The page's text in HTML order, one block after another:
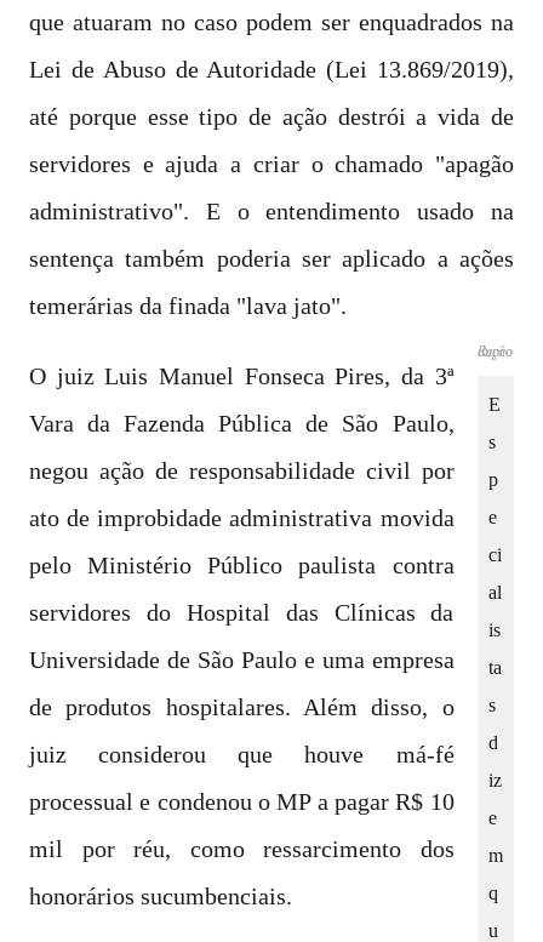
que atuaram no caso podem ser enquadrados na
Lei de Abuso de Autoridade (Lei 13.869/2019),
até porque esse tipo de ação destrói a vida de
servidores e ajuda a criar o chamado "apagão
administrativo". E o entendimento usado na
sentença também poderia ser aplicado a ações
temerárias da finada "lava jato".
E
s
p
e
ci
al
is
ta
s
d
iz
e
m
q
u
Reprodução
O juiz Luis Manuel Fonseca Pires, da 3ª
Vara da Fazenda Pública de São Paulo,
negou ação de responsabilidade civil por
ato de improbidade administrativa movida
pelo Ministério Público paulista contra
servidores do Hospital das Clínicas da
Universidade de São Paulo e uma empresa
de produtos hospitalares. Além disso, o
juiz considerou que houve má-fé
processual e condenou o MP a pagar R$ 10
mil por réu, como ressarcimento dos
honorários sucumbenciais.